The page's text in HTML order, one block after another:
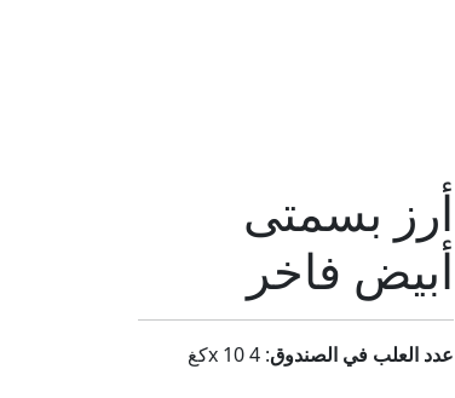
أرز بسمتى
أبيض فاخر
عدد العلب في الصندوق: 4 x 10كغ